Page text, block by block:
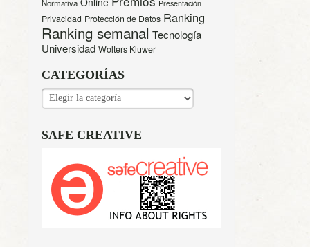
Normativa Presentación
Privacidad Protección de Datos Ranking
Ranking semanal Tecnología
Universidad Wolters Kluwer
CATEGORÍAS
CATEGORÍAS
SAFE CREATIVE